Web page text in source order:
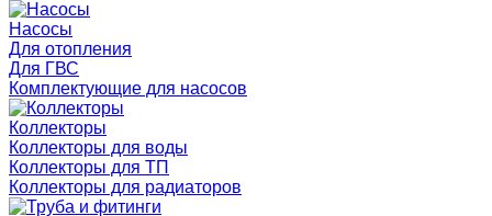
Насосы
Для отопления
Для ГВС
Комплектующие для насосов
Коллекторы
Коллекторы для воды
Коллекторы для ТП
Коллекторы для радиаторов